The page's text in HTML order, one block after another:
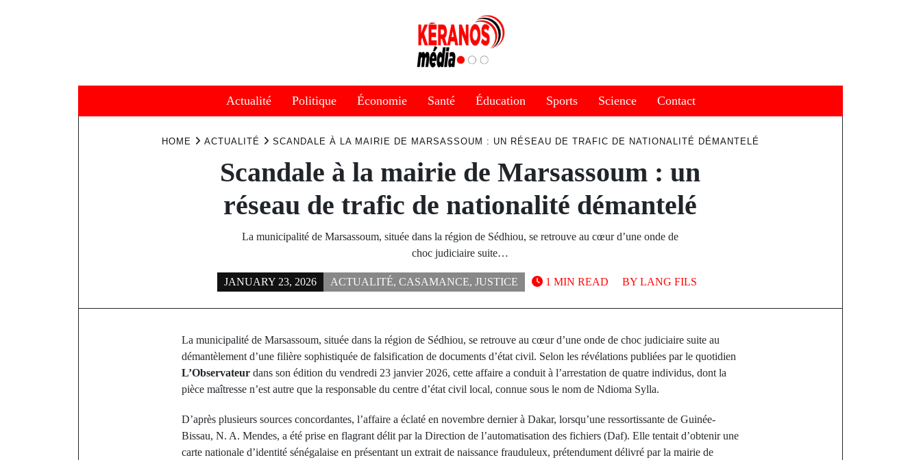
Actualité Politique Économie Santé Éducation Sports Science Contact
HOME ACTUALITÉ SCANDALE À LA MAIRIE DE MARSASSOUM : UN RÉSEAU DE TRAFIC DE NATIONALITÉ DÉMANTELÉ
Scandale à la mairie de Marsassoum : un
réseau de trafic de nationalité démantelé
La municipalité de Marsassoum, située dans la région de Sédhiou, se retrouve au cœur d’une onde de
choc judiciaire suite…
JANUARY 23, 2026 ACTUALITÉ, CASAMANCE, JUSTICE BY LANG FILS
1 MIN READ
La municipalité de Marsassoum, située dans la région de Sédhiou, se retrouve au cœur d’une onde de choc judiciaire suite au
démantèlement d’une filière sophistiquée de falsification de documents d’état civil. Selon les révélations publiées par le quotidien
L’Observateur dans son édition du vendredi 23 janvier 2026, cette affaire a conduit à l’arrestation de quatre individus, dont la
pièce maîtresse n’est autre que la responsable du centre d’état civil local, connue sous le nom de Ndioma Sylla.
D’après plusieurs sources concordantes, l’affaire a éclaté en novembre dernier à Dakar, lorsqu’une ressortissante de Guinée-
Bissau, N. A. Mendes, a été prise en flagrant délit par la Direction de l’automatisation des fichiers (Daf). Elle tentait d’obtenir une
carte nationale d’identité sénégalaise en présentant un extrait de naissance frauduleux, prétendument délivré par la mairie de